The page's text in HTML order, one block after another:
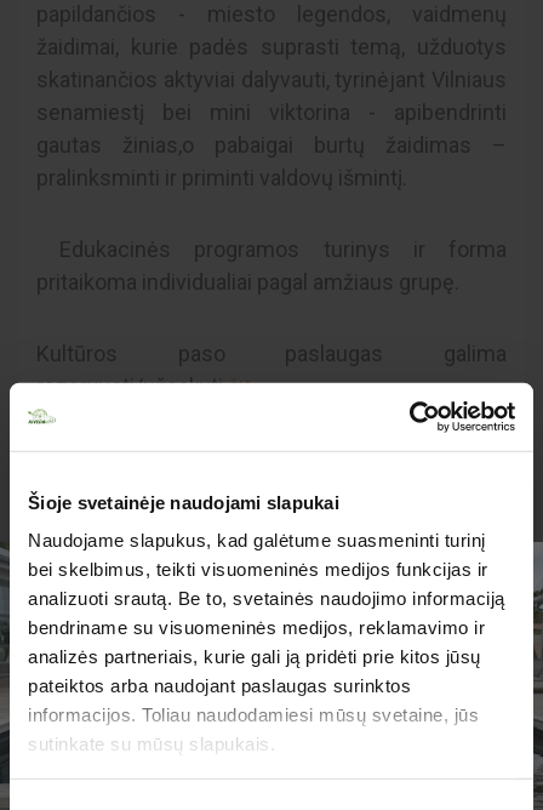
Šioje svetainėje naudojami slapukai
Naudojame slapukus, kad galėtume suasmeninti turinį
bei skelbimus, teikti visuomeninės medijos funkcijas ir
analizuoti srautą. Be to, svetainės naudojimo informaciją
bendriname su visuomeninės medijos, reklamavimo ir
analizės partneriais, kurie gali ją pridėti prie kitos jūsų
pateiktos arba naudojant paslaugas surinktos
informacijos. Toliau naudodamiesi mūsų svetaine, jūs
sutinkate su mūsų slapukais.
papildančios - miesto legendos, vaidmenų
žaidimai, kurie padės suprasti temą, užduotys
skatinančios aktyviai dalyvauti, tyrinėjant Vilniaus
senamiestį bei mini viktorina - apibendrinti
gautas žinias,o pabaigai burtų žaidimas –
pralinksminti ir priminti valdovų išmintį.
Edukacinės programos turinys ir forma
pritaikoma individualiai pagal amžiaus grupę.
Kultūros paso paslaugas galima
rezervuoti/užsakyti ČIA
Į kelionės kainą įskaičiuota:
Ekskursijos gidas;
Apžvalginė ekskursija.
Į kelionės kainą neįskaičiuota:
TURIME PARUOŠĘ
JUMS PASIŪLYMŲ!